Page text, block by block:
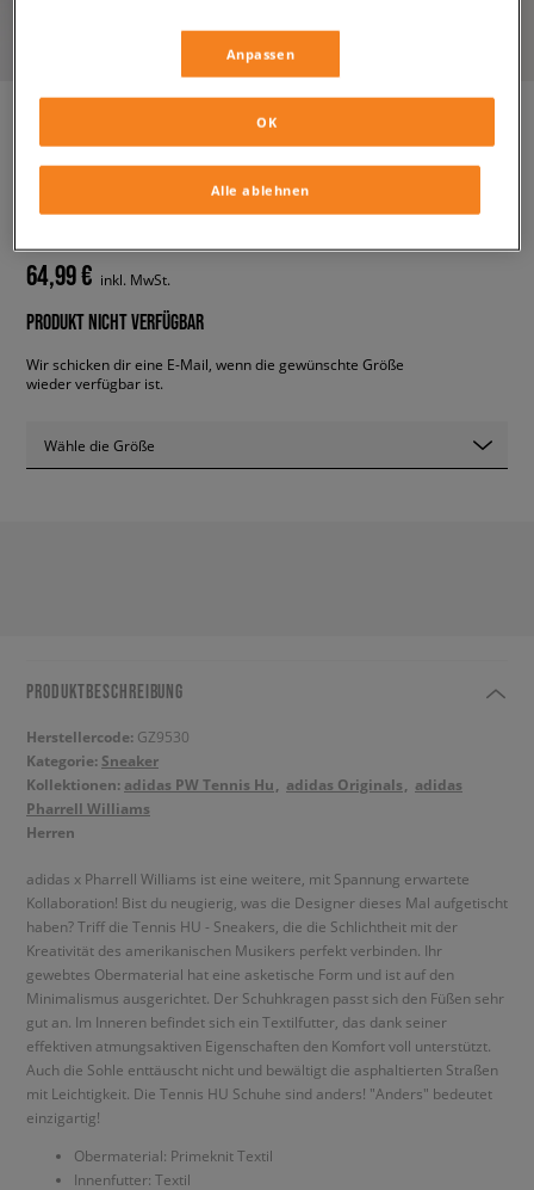
ADIDAS PW TENNIS HU
64,99 € inkl. MwSt.
PRODUKT NICHT VERFÜGBAR
Wir schicken dir eine E-Mail, wenn die gewünschte Größe
wieder verfügbar ist.
Wähle die Größe
PRODUKTBESCHREIBUNG
Herstellercode: GZ9530
Kategorie: Sneaker
Kollektionen: adidas PW Tennis Hu adidas Originals
adidas
Pharrell Williams
Herren
adidas x Pharrell Williams ist eine weitere, mit Spannung erwartete
Kollaboration! Bist du neugierig, was die Designer dieses Mal aufgetischt
haben? Triff die Tennis HU - Sneakers, die die Schlichtheit mit der
Kreativität des amerikanischen Musikers perfekt verbinden. Ihr
gewebtes Obermaterial hat eine asketische Form und ist auf den
Minimalismus ausgerichtet. Der Schuhkragen passt sich den Füßen sehr
gut an. Im Inneren befindet sich ein Textilfutter, das dank seiner
effektiven atmungsaktiven Eigenschaften den Komfort voll unterstützt.
Auch die Sohle enttäuscht nicht und bewältigt die asphaltierten Straßen
mit Leichtigkeit. Die Tennis HU Schuhe sind anders! "Anders" bedeutet
einzigartig!
Obermaterial: Primeknit Textil
Innenfutter: Textil
Anpassen
Alle ablehnen
OK